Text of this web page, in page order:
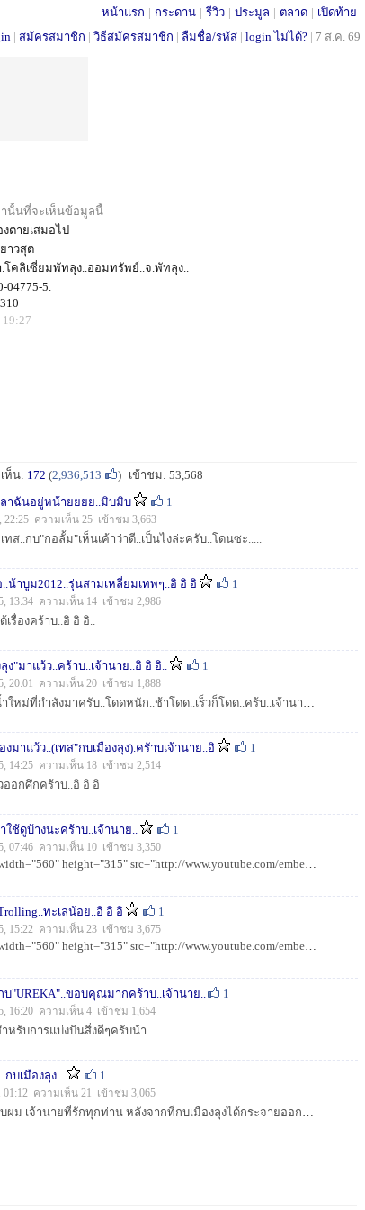
หน้าแรก | กระดาน | รีวิว | ประมูล | ตลาด | เปิดท้าย
| สมัครสมาชิก | วิธีสมัครสมาชิก | ลืมชื่อ/รหัส | login ไม่ได้? | 7 ส.ค. 69
านั้นที่จะเห็นข้อมูลนี้
ตายเสมอไป
าวสุต
.โคลิเซี่ยมพัทลุง..ออมทรัพย์..จ.พัทลุง..
04775-5.
ห็น: 172 (2,936,513 ) เข้าชม: 53,568
าฉันอยู่หน้ายยยย..มิบมิบ
1
22:25 ความเห็น 25 เข้าชม 3,663
ทส..กบ"กอลั้ม"เห็นเค้าว่าดี..เป็นไงล่ะครับ..โดนซะ.....
..น้าบูม2012..รุ่นสามเหลี่ยมเทพๆ..อิ อิ อิ 1
13:34 ความเห็น 14 เข้าชม 2,986
เรื่องคร้าบ..อิ อิ อิ..
ง"มาแว้ว..คร้าบ..เจ้านาย..อิ อิ อิ.. 1
20:01 ความเห็น 20 เข้าชม 1,888
ต้อนรับน้ำใหม่ที่กำลังมาครับ..โดดหนัก..ช้าโดด..เร็วก็โดด..คร้บ..เจ้านาย..อิ อิ อิ...
งมาแว้ว..(เทส"กบเมืองลุง).ครัาบเจ้านาย..อิ 1
14:25 ความเห็น 18 เข้าชม 2,514
ออกศึกคร้าบ..อิ อิ อิ
ใช้ดูบ้างนะคร้าบ..เจ้านาย.. 1
07:46 ความเห็น 10 เข้าชม 3,350
<iframe width="560" height="315" src="http://www.youtube.com/embed/kiMhBHoAfjc" frameborder="0" allowfullsc...
ทะเลน้อย..อิ อิ อิ 1
15:22 ความเห็น 23 เข้าชม 3,675
<iframe width="560" height="315" src="http://www.youtube.com/embed/3HFlvzkwN2M" frameborder="0" allowfullsc...
บ"UREKA"..ขอบคุณมากคร้าบ..เจ้านาย.. 1
16:20 ความเห็น 4 เข้าชม 1,654
หรับการแบ่งปันสิ่งดีๆครับน้า..
กบเมืองลุง... 1
01:12 ความเห็น 21 เข้าชม 3,065
สวัสดีครับผม เจ้านายที่รักทุกท่าน หลังจากที่กบเมืองลุงได้กระจายออกไปตาม หัวเมืองต่างๆ ผลที่ไดรับมีทั่งดีบ้างพอใช้บ้าง และ......... ดังนั้นคำติชมที...